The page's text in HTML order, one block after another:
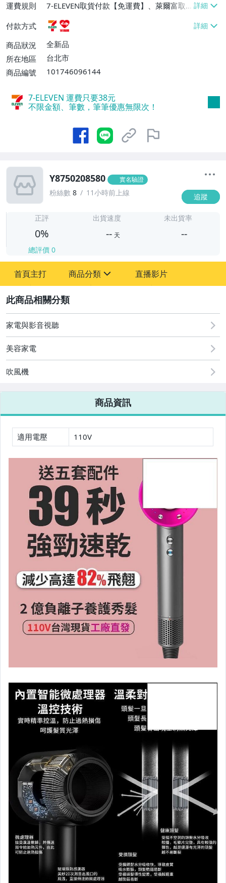
運費規則
7-ELEVEN取貨付款【免運費】、萊爾富取
貨付款【免運費】
付款方式
商品狀況
全新品
所在地區
台北市
商品編號
101746096144
7-ELEVEN 運費只要38元
不限金額、筆數，筆筆優惠無限次！
Y8750208580 實名驗證
粉絲數 8 11小時前上線 追蹤
正評
0%
總評價 0
出貨速度
-- 天
未出貨率
--
首頁主打 商品分類
圖書/影音/文具
古董、藝術與礦石
手機、配件與通訊
美容保養與彩妝
電腦、平板與周邊
相機、攝影與周邊
嬰幼兒與孕婦
汽機車精品百貨
居家、家具與園藝
玩具、模型與公仔
男性精品與服飾
女裝與服飾配件
偶像、球員卡與郵幣
手錶與飾品配件
直播影片
家電與影音視聽
美容家電
吹風機
商品資訊
適用電壓 110V